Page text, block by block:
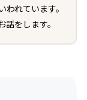
れています。
をします。